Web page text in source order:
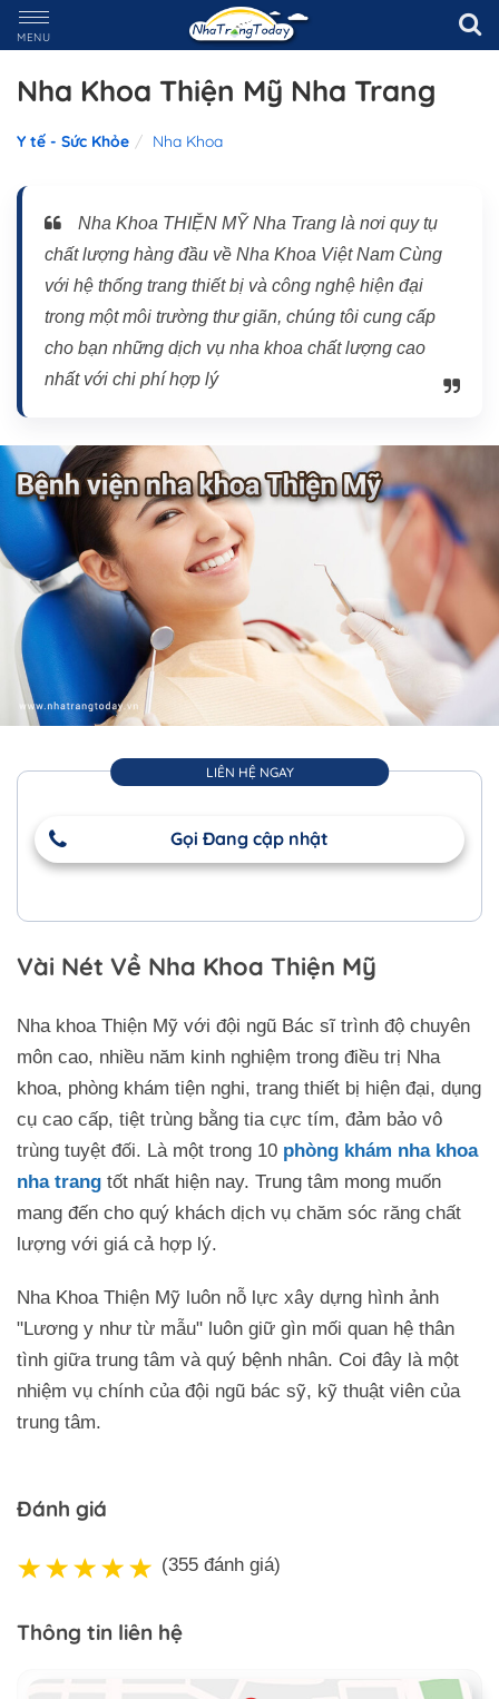
MENU
Nha Khoa Thiện Mỹ Nha Trang
Y tế - Sức Khỏe Nha Khoa
Nha Khoa THIỆN MỸ Nha Trang là nơi quy tụ
chất lượng hàng đầu về Nha Khoa Việt Nam Cùng
với hệ thống trang thiết bị và công nghệ hiện đại
trong một môi trường thư giãn, chúng tôi cung cấp
cho bạn những dịch vụ nha khoa chất lượng cao
nhất với chi phí hợp lý
LIÊN HỆ NGAY
Gọi Đang cập nhật
Vài Nét Về Nha Khoa Thiện Mỹ
Nha khoa Thiện Mỹ với đội ngũ Bác sĩ trình độ chuyên
môn cao, nhiều năm kinh nghiệm trong điều trị Nha
khoa, phòng khám tiện nghi, trang thiết bị hiện đại, dụng
cụ cao cấp, tiệt trùng bằng tia cực tím, đảm bảo vô
trùng tuyệt đối. Là một trong 10 phòng khám nha khoa
nha trang tốt nhất hiện nay. Trung tâm mong muốn
mang đến cho quý khách dịch vụ chăm sóc răng chất
lượng với giá cả hợp lý.
Nha Khoa Thiện Mỹ luôn nỗ lực xây dựng hình ảnh
"Lương y như từ mẫu" luôn giữ gìn mối quan hệ thân
tình giữa trung tâm và quý bệnh nhân. Coi đây là một
nhiệm vụ chính của đội ngũ bác sỹ, kỹ thuật viên của
trung tâm.
Đánh giá
(355 đánh giá)
Thông tin liên hệ